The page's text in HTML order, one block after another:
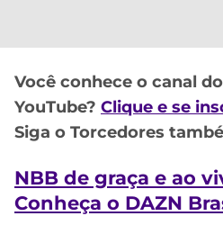
CASSINOS
2026
GRÊMIO
ATLÉTICO
CRUZEIRO
LALIGA
Você conhece o canal
YouTube? Clique e se
Siga o Torcedores
NBB de graça e ao
Conheça o DAZN